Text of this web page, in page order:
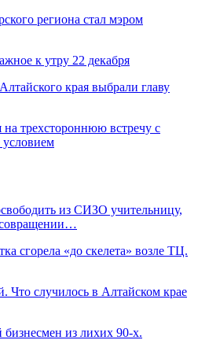
региона стал мэром
к утру 22 декабря
края выбрали главу
на трехстороннюю встречу с
из СИЗО учительницу,
сгорела «до скелета» возле ТЦ.
Что случилось в Алтайском крае
из лихих 90-х.